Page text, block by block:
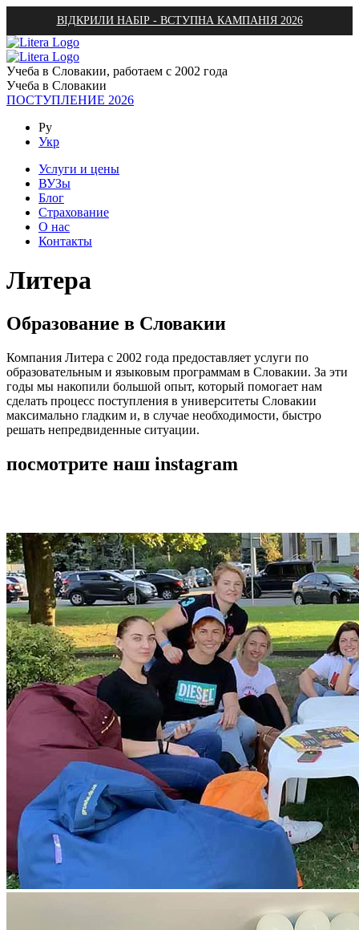
ВІДКРИЛИ НАБІР - ВСТУПНА КАМПАНІЯ 2026
Учеба в Словакии, работаем с 2002 года
Учеба в Словакии
ПОСТУПЛЕНИЕ 2026
Ру
Укр
Услуги и цены
ВУЗы
Блог
Страхование
О нас
Контакты
Литера
Образование в Словакии
Компания Литера с 2002 года предоставляет услуги по
образовательным и языковым программам в Словакии. За эти
годы мы накопили большой опыт, который помогает нам
сделать процесс поступления в университеты Словакии
максимально гладким и, в случае необходимости, быстро
решать непредвиденные ситуации.
посмотрите наш instagram